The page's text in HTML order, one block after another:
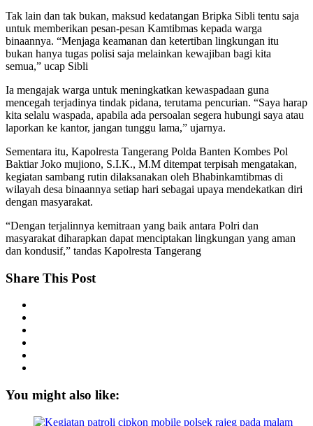
Tak lain dan tak bukan, maksud kedatangan Bripka Sibli tentu saja
untuk memberikan pesan-pesan Kamtibmas kepada warga
binaannya. “Menjaga keamanan dan ketertiban lingkungan itu
bukan hanya tugas polisi saja melainkan kewajiban bagi kita
semua,” ucap Sibli
Ia mengajak warga untuk meningkatkan kewaspadaan guna
mencegah terjadinya tindak pidana, terutama pencurian. “Saya harap
kita selalu waspada, apabila ada persoalan segera hubungi saya atau
laporkan ke kantor, jangan tunggu lama,” ujarnya.
Sementara itu, Kapolresta Tangerang Polda Banten Kombes Pol
Baktiar Joko mujiono, S.I.K., M.M ditempat terpisah mengatakan,
kegiatan sambang rutin dilaksanakan oleh Bhabinkamtibmas di
wilayah desa binaannya setiap hari sebagai upaya mendekatkan diri
dengan masyarakat.
“Dengan terjalinnya kemitraan yang baik antara Polri dan
masyarakat diharapkan dapat menciptakan lingkungan yang aman
dan kondusif,” tandas Kapolresta Tangerang
Share This Post
You might also like: